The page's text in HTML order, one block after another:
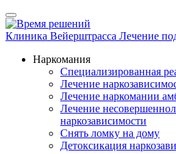
Клиника Вейерштрасса Лечение
Наркомания
Специализированная
Лечение
Лечение наркомании
Лечение
наркозависимости
Снять ломку на дому
Детоксикация